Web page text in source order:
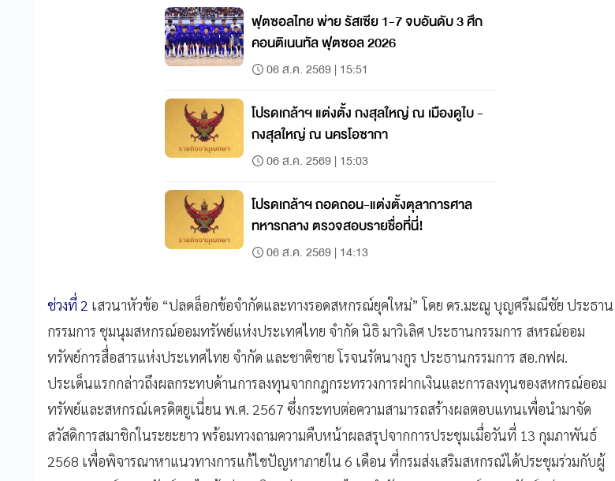
ฟุตซอลไทย พ่าย รัสเซีย 1-7 จบอันดับ 3 ศึก
คอนติเนนทัล ฟุตซอล 2026
06 ส.ค. 2569 | 15:51
โปรดเกล้าฯ แต่งตั้ง กงสุลใหญ่ ณ เมืองดูไบ -
กงสุลใหญ่ ณ นครโอซากา
06 ส.ค. 2569 | 15:03
โปรดเกล้าฯ ถอดถอน-แต่งตั้งตุลาการศาล
ทหารกลาง ตรวจสอบรายชื่อที่นี่!
06 ส.ค. 2569 | 14:13
ช่วงที่ 2 เสวนาหัวข้อ “ปลดล็อกข้อจำกัดและทางรอดสหกรณ์ยุคใหม่” โดย ดร.มะณู บุญศรีมณีชัย ประธาน
กรรมการ ชุมนุมสหกรณ์ออมทรัพย์แห่งประเทศไทย จำกัด นิธิ มาวิเลิศ ประธานกรรมการ สหรณ์ออม
ทรัพย์การสื่อสารแห่งประเทศไทย จำกัด และชาติชาย โรจนรัตนางกูร ประธานกรรมการ สอ.กฟผ.
ประเด็นแรกกล่าวถึงผลกระทบด้านการลงทุนจากกฎกระทรวงการฝากเงินและการลงทุนของสหกรณ์ออม
ทรัพย์และสหกรณ์เครดิตยูเนี่ยน พ.ศ. 2567 ซึ่งกระทบต่อความสามารถสร้างผลตอบแทนเพื่อนำมาจัด
สวัสดิการสมาชิกในระยะยาว พร้อมทวงถามความคืบหน้าผลสรุปจากการประชุมเมื่อวันที่ 13 กุมภาพันธ์
2568 เพื่อพิจารณาหาแนวทางการแก้ไขปัญหาภายใน 6 เดือน ที่กรมส่งเสริมสหกรณ์ได้ประชุมร่วมกับผู้